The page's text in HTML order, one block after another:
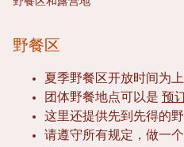
野餐区
夏季野餐区开放时间为
团体野餐地点可以是 预
这里还提供先到先得的野
请遵守所有规定，做一